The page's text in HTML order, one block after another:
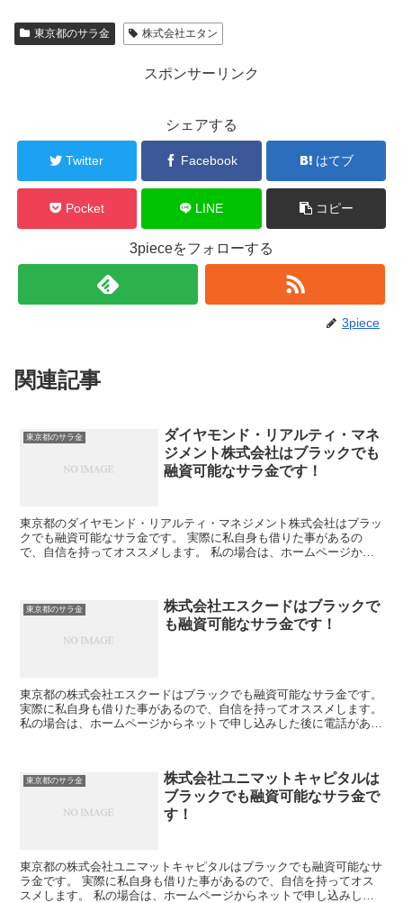
東京都のサラ金 株式会社エタン
スポンサーリンク
シェアする
Twitter Facebook はてブ
Pocket LINE コピー
3pieceをフォローする
3piece
関連記事
東京都のサラ金
ダイヤモンド・リアルティ・マネ
ジメント株式会社はブラックでも
融資可能なサラ金です！
東京都のダイヤモンド・リアルティ・マネジメント株式会社はブラッ
クでも融資可能なサラ金です。 実際に私自身も借りた事があるの
で、自信を持ってオススメします。 私の場合は、ホームページから
東京都のサラ金
株式会社エスクードはブラックで
も融資可能なサラ金です！
東京都の株式会社エスクードはブラックでも融資可能なサラ金です。
実際に私自身も借りた事があるので、自信を持ってオススメします。
私の場合は、ホームページからネットで申し込みした後に電話があ
東京都のサラ金
株式会社ユニマットキャピタルは
ブラックでも融資可能なサラ金で
す！
東京都の株式会社ユニマットキャピタルはブラックでも融資可能なサ
ラ金です。 実際に私自身も借りた事があるので、自信を持ってオス
スメします。 私の場合は、ホームページからネットで申し込みした